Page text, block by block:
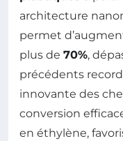
architecture
permet
plus de 70%,
précédents
innovante des
conversion
en éthylène,